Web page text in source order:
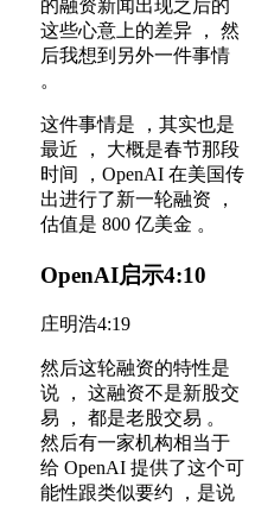
的融资新闻出现之后的
这些心意上的差异 ， 然
后我想到另外一件事情
。
这件事情是 ，其实也是
最近 ， 大概是春节那段
时间 ，OpenAI 在美国传
出进行了新一轮融资 ，
估值是 800 亿美金 。
OpenAI启示4:10
庄明浩4:19
然后这轮融资的特性是
说 ， 这融资不是新股交
易 ， 都是老股交易 。
然后有一家机构相当于
给 OpenAI 提供了这个可
能性跟类似要约 ，是说